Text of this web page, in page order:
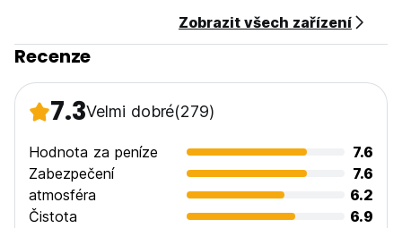
Zobrazit všech zařízení
Recenze
7.3Velmi dobré(279)
Hodnota za peníze
7.6
Zabezpečení
7.6
atmosféra
6.2
Čistota
6.9